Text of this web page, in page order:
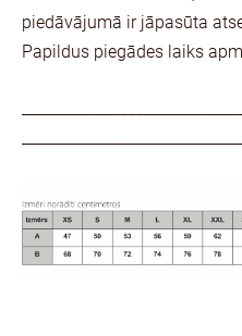
piedāvājumā ir jāpasūta
Papildus piegādes laiks